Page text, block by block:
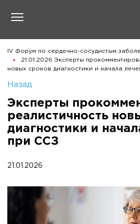
IV Форум по сердечно-сосудистым
21.01.2026 Эксперты
новых сроков диагностики и начала
Назад
Эксперты
реалистичность
диагностики и
при ССЗ
21.01.2026